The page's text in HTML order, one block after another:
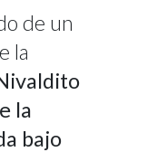
de un
la
la
bajo